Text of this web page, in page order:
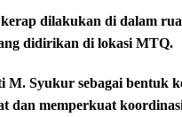
dilakukan di dalam
didirikan di lokasi MTQ.
Syukur sebagai bentuk
dan memperkuat